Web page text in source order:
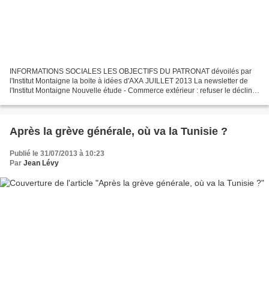
INFORMATIONS SOCIALES LES OBJECTIFS DU PATRONAT dévoilés par
l'Institut Montaigne la boite à idées d'AXA JUILLET 2013 La newsletter de
l'Institut Montaigne Nouvelle étude - Commerce extérieur : refuser le déclin A
Après la grève générale, où va la Tunisie ?
Publié le 31/07/2013 à 10:23
Par Jean Lévy